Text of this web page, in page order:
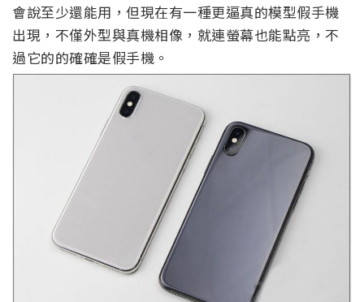
會說至少還能用，但現在有一種更逼真的模型假手機
出現，不僅外型與真機相像，就連螢幕也能點亮，不
過它的的確確是假手機。